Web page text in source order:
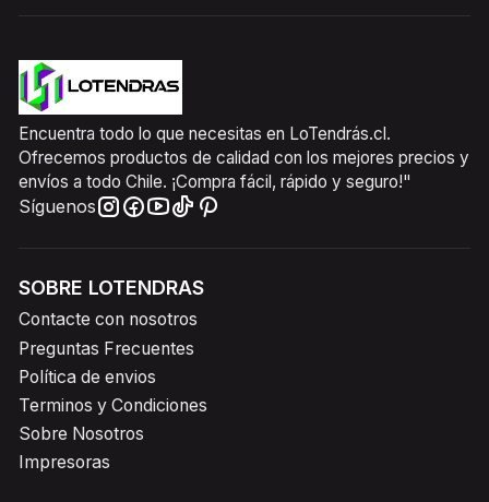
Encuentra todo lo que necesitas en LoTendrás.cl.
Ofrecemos productos de calidad con los mejores precios y
envíos a todo Chile. ¡Compra fácil, rápido y seguro!"
Síguenos
SOBRE LOTENDRAS
Contacte con nosotros
Preguntas Frecuentes
Política de envios
Terminos y Condiciones
Sobre Nosotros
Impresoras